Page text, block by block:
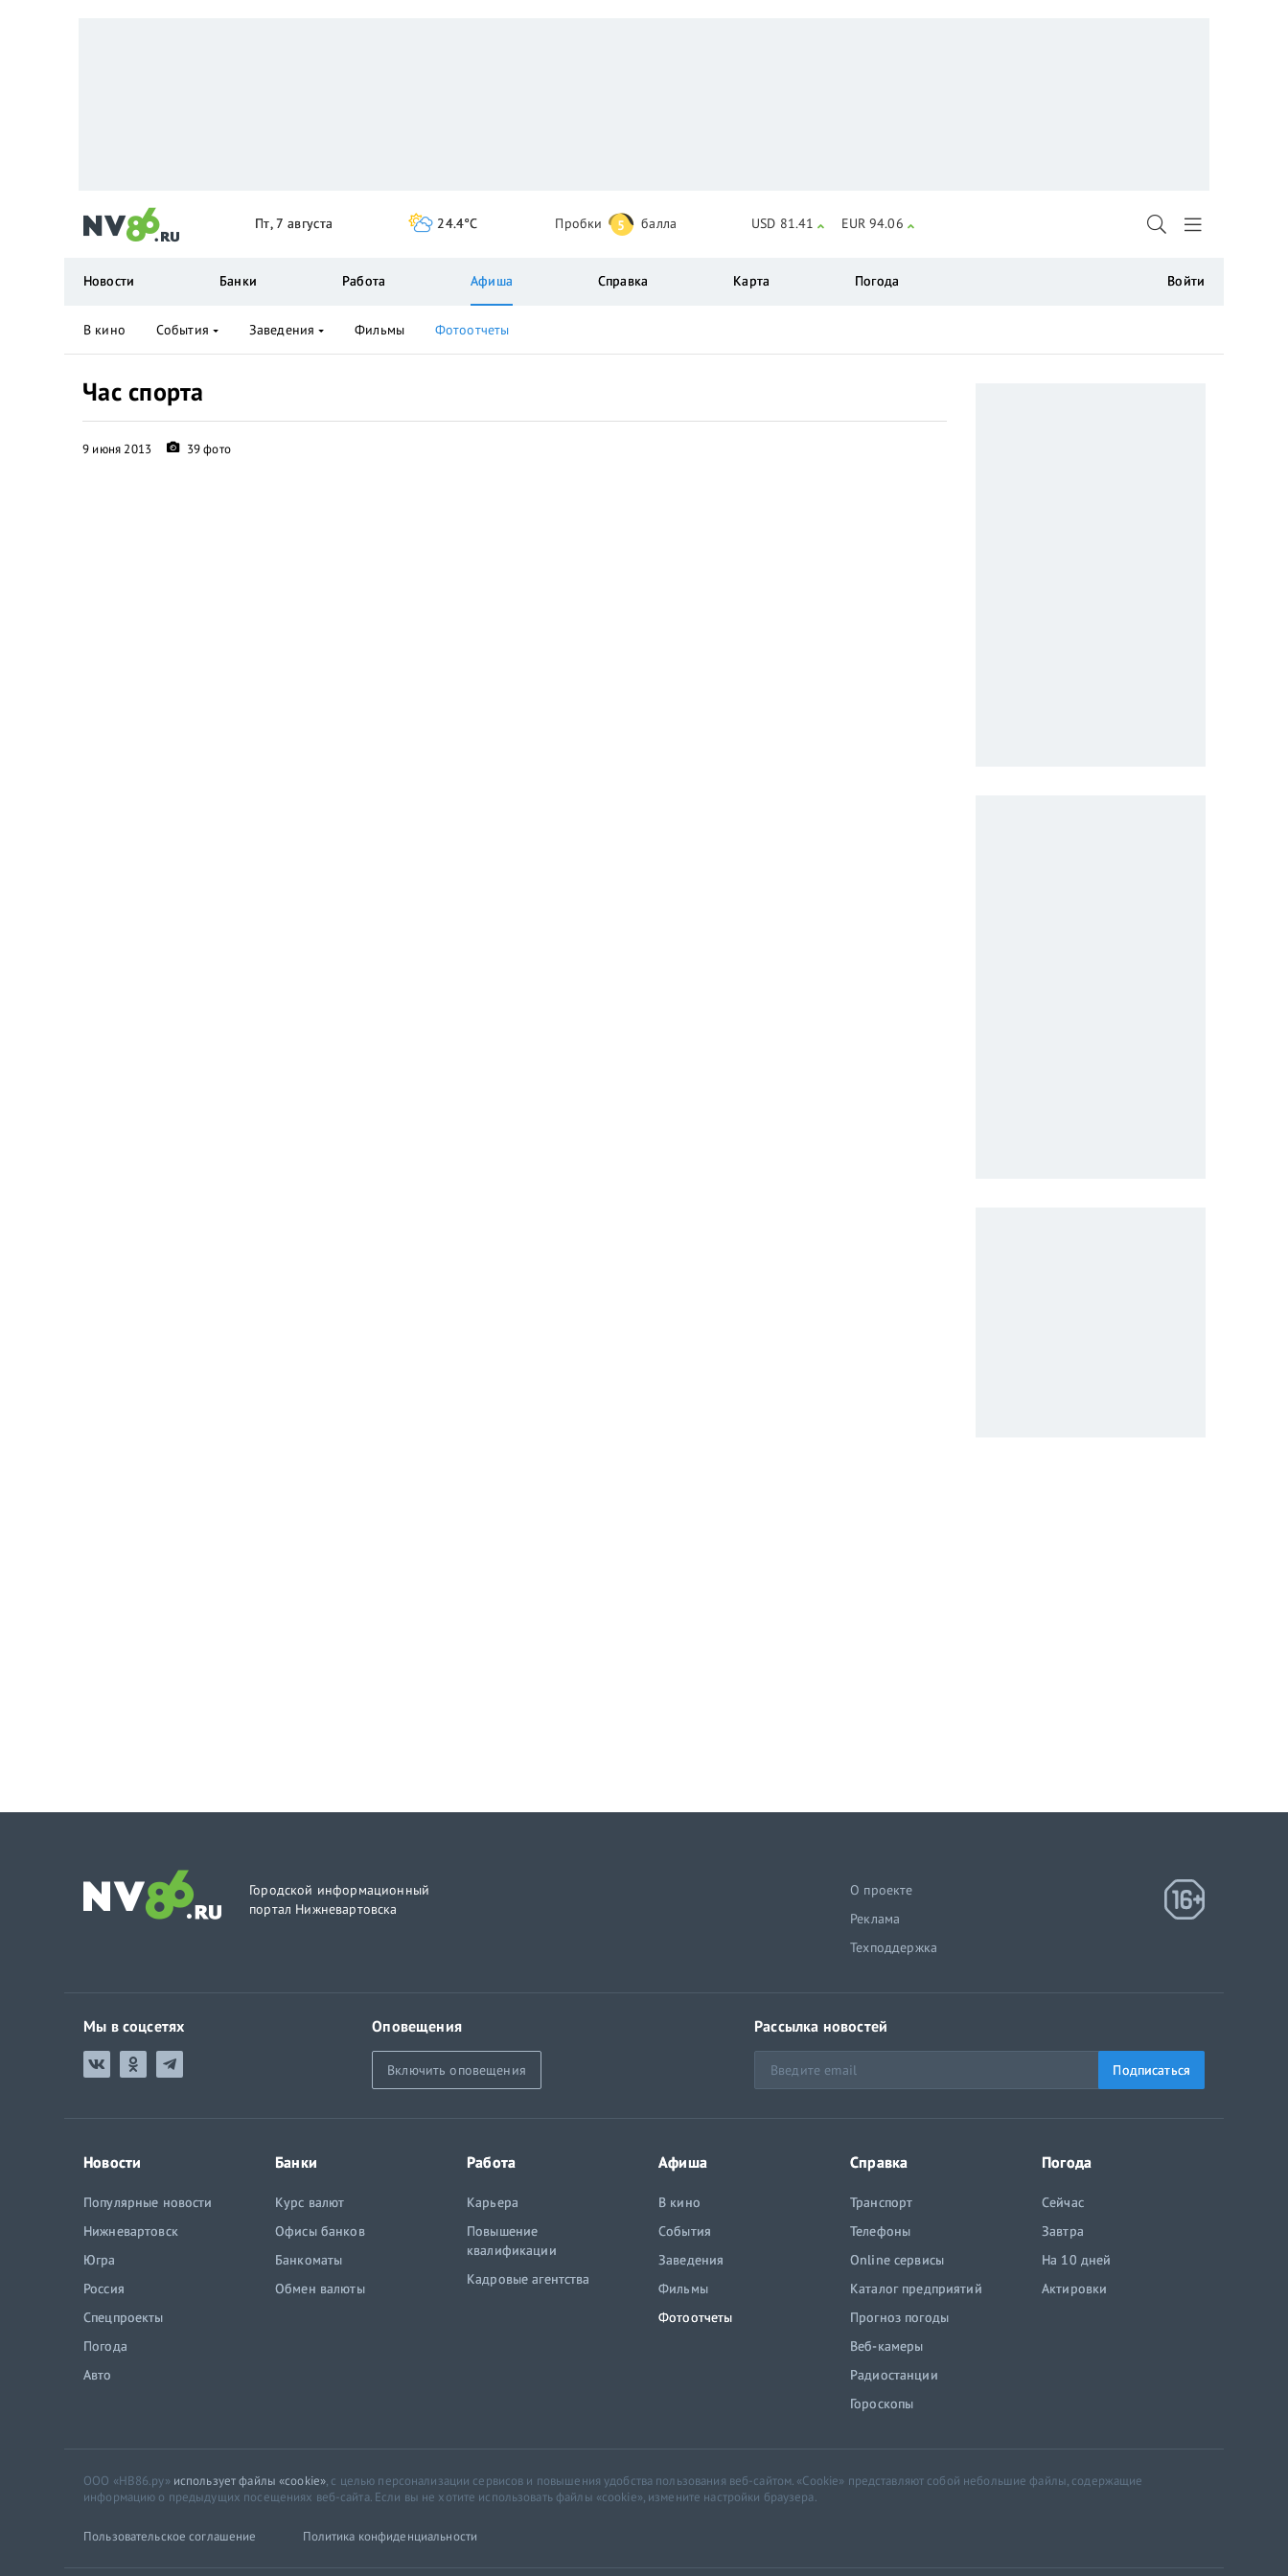
Час спорта
9 июня 2013 39 фото
Пт, 7 августа 24.4°C Пробки 5 балла USD 81.41 EUR 94.06
Новости Банки Работа Афиша Справка Карта Погода Войти
В кино События Заведения Фильмы Фотоотчеты
Городской информационный
портал Нижневартовска
О проекте
Реклама
Техподдержка
Мы в соцсетях Оповещения
Включить оповещения
Рассылка новостей
Подписаться
Новости
Популярные новости
Нижневартовск
Югра
Россия
Спецпроекты
Погода
Авто
Банки
Курс валют
Офисы банков
Банкоматы
Обмен валюты
Работа
Карьера
Повышение
квалификации
Кадровые агентства
Афиша
В кино
События
Заведения
Фильмы
Фотоотчеты
Справка
Транспорт
Телефоны
Online сервисы
Каталог предприятий
Прогноз погоды
Веб-камеры
Радиостанции
Гороскопы
Погода
Сейчас
Завтра
На 10 дней
Актировки
ООО «НВ86.ру» использует файлы «cookie», с целью персонализации сервисов и повышения удобства пользования веб-сайтом. «Cookie» представляют собой небольшие файлы, содержащие
информацию о предыдущих посещениях веб-сайта. Если вы не хотите использовать файлы «cookie», измените настройки браузера.
Пользовательское соглашение Политика конфиденциальности